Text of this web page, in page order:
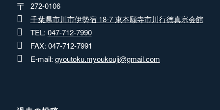
272-0106
千葉県市川市伊勢宿 18-7 東本願寺市川行徳真宗会館
TEL: 047-712-7990
FAX: 047-712-7991
E-mail: gyoutoku.myoukouji@gmail.com